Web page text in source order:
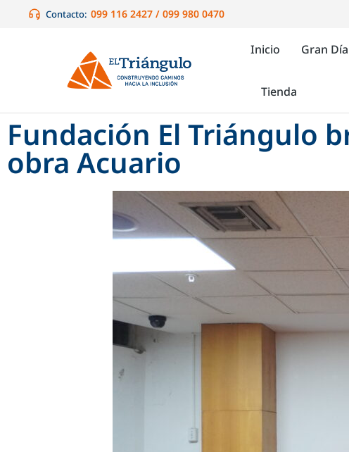
Contacto: 099 116 2427 / 099 980 0470
Inicio Gran Día
Tienda
Fundación El Triángulo
obra Acuario